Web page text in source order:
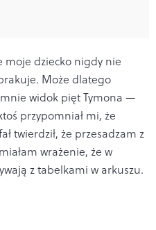
moje dziecko nigdy nie
Może dlatego
widok pięt Tymona —
przypomniał mi, że
twierdził, że przesadzam z
wrażenie, że w
z tabelkami w arkuszu.